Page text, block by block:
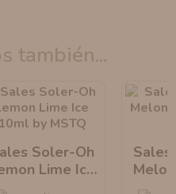
también...
Soler-Oh
Lime Ice